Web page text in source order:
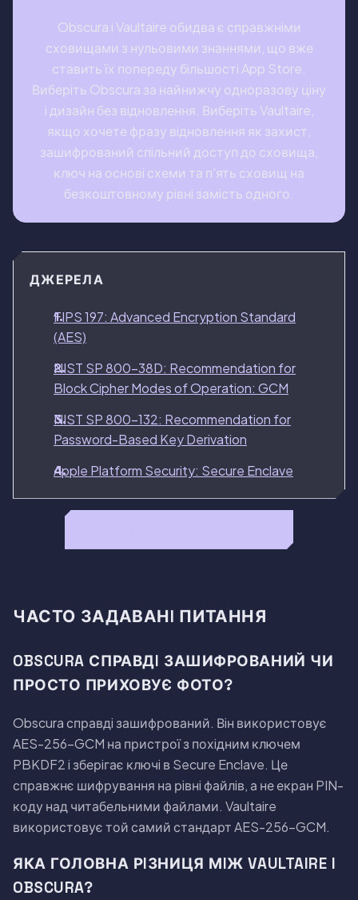
Obscura i Vaultaire обидва є справжнiми
сховищами з нульовими знаннями, що вже
ставить їх попереду бiльшостi App Store.
Виберiть Obscura за найнижчу одноразову цiну
i дизайн без вiдновлення. Виберiть Vaultaire,
якщо хочете фразу вiдновлення як захист,
зашифрований спiльний доступ до сховища,
ключ на основi схеми та п'ять сховищ на
безкоштовному рiвнi замiсть одного.
ДЖЕРЕЛА
FIPS 197: Advanced Encryption Standard
(AES)
NIST SP 800-38D: Recommendation for
Block Cipher Modes of Operation: GCM
NIST SP 800-132: Recommendation for
Password-Based Key Derivation
Apple Platform Security: Secure Enclave
ЧАСТО ЗАДАВАНI ПИТАННЯ
OBSCURA СПРАВДI ЗАШИФРОВАНИЙ ЧИ
ПРОСТО ПРИХОВУЄ ФОТО?
Obscura справдi зашифрований. Вiн використовує
AES-256-GCM на пристрої з похiдним ключем
PBKDF2 i зберiгає ключi в Secure Enclave. Це
справжнє шифрування на рiвнi файлiв, а не екран PIN-
коду над читабельними файлами. Vaultaire
використовує той самий стандарт AES-256-GCM.
ЯКА ГОЛОВНА РIЗНИЦЯ МIЖ VAULTAIRE I
OBSCURA?